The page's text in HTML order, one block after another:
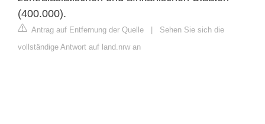
(400.000).
Antrag auf Entfernung der Quelle
Sehen Sie sich die
vollständige Antwort auf land.nrw an